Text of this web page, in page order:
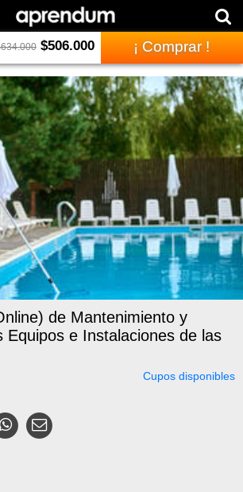
634.000 $506.000 ¡ Comprar !
de Mantenimiento y
Equipos e Instalaciones de las
Cupos disponibles